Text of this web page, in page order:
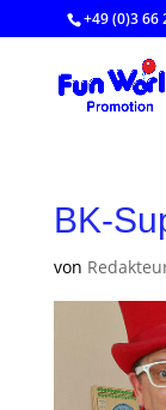
+49 (0)3 66
BK-
von